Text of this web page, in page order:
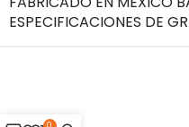
ESPECIFICACIONES DE